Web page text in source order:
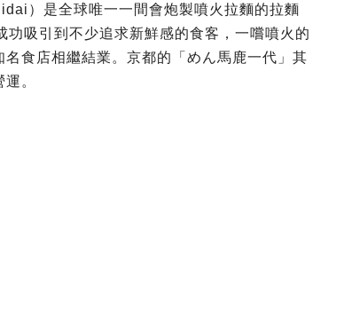
）是全球唯一一間會炮製噴火拉麵的拉麵
吸引到不少追求新鮮感的食客，一嚐噴火的
食店相繼結業。京都的「めん馬鹿一代」其
。